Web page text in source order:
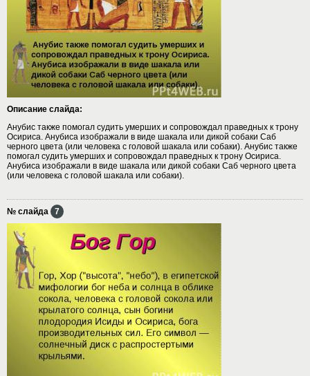
Описание слайда:
Анубис также помогал судить умерших и сопровождал праведных к трону
Осириса. Анубиса изображали в виде шакала или дикой собаки Саб
черного цвета (или человека с головой шакала или собаки). Анубис также
помогал судить умерших и сопровождал праведных к трону Осириса.
Анубиса изображали в виде шакала или дикой собаки Саб черного цвета
(или человека с головой шакала или собаки).
№ слайда 7